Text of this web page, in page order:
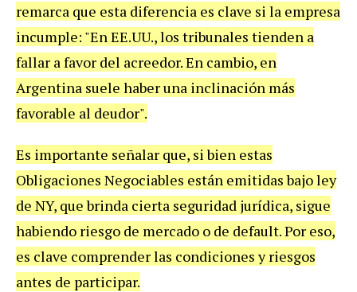
remarca que esta diferencia es clave si la empresa
incumple: "En EE.UU., los tribunales tienden a
fallar a favor del acreedor. En cambio, en
Argentina suele haber una inclinación más
favorable al deudor".
Es importante señalar que, si bien estas
Obligaciones Negociables están emitidas bajo ley
de NY, que brinda cierta seguridad jurídica, sigue
habiendo riesgo de mercado o de default. Por eso,
es clave comprender las condiciones y riesgos
antes de participar.